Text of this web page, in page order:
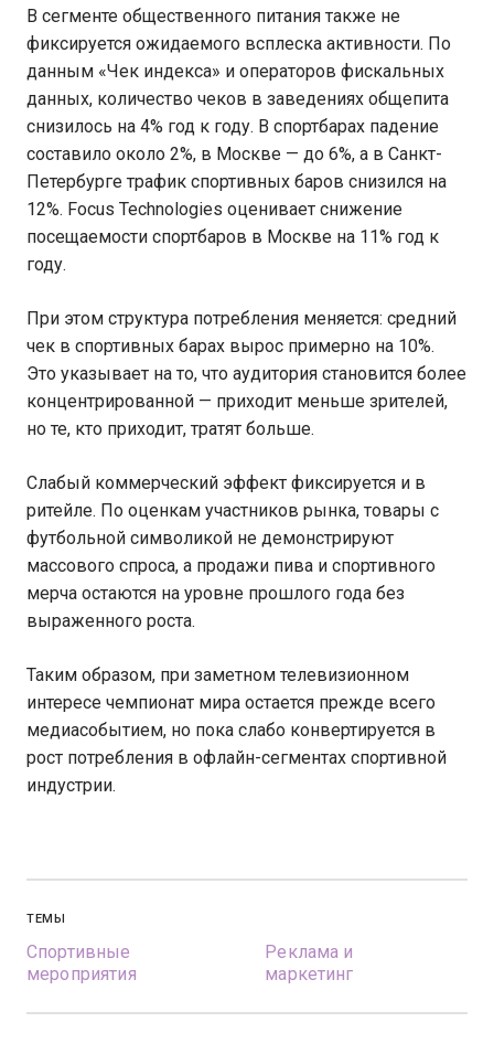
В сегменте общественного питания также не
фиксируется ожидаемого всплеска активности. По
данным «Чек индекса» и операторов фискальных
данных, количество чеков в заведениях общепита
снизилось на 4% год к году. В спортбарах падение
составило около 2%, в Москве — до 6%, а в Санкт-
Петербурге трафик спортивных баров снизился на
12%. Focus Technologies оценивает снижение
посещаемости спортбаров в Москве на 11% год к
году.
При этом структура потребления меняется: средний
чек в спортивных барах вырос примерно на 10%.
Это указывает на то, что аудитория становится более
концентрированной — приходит меньше зрителей,
но те, кто приходит, тратят больше.
Слабый коммерческий эффект фиксируется и в
ритейле. По оценкам участников рынка, товары с
футбольной символикой не демонстрируют
массового спроса, а продажи пива и спортивного
мерча остаются на уровне прошлого года без
выраженного роста.
Таким образом, при заметном телевизионном
интересе чемпионат мира остается прежде всего
медиасобытием, но пока слабо конвертируется в
рост потребления в офлайн-сегментах спортивной
индустрии.
ТЕМЫ
Спортивные
мероприятия
Реклама и
маркетинг